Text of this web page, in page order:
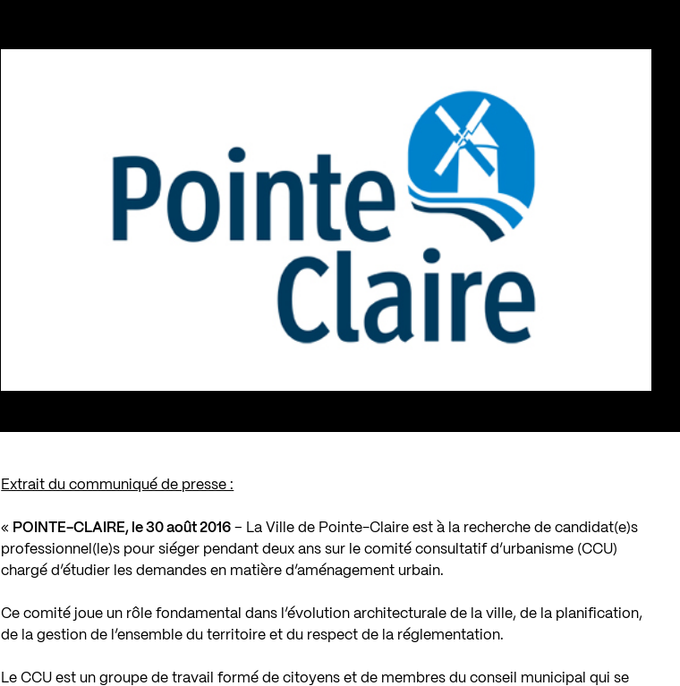
Extrait du communiqué de presse :
« POINTE-CLAIRE, le 30 août 2016 – La Ville de Pointe-Claire est à la recherche de candidat(e)s
professionnel(le)s pour siéger pendant deux ans sur le comité consultatif d’urbanisme (CCU)
chargé d’étudier les demandes en matière d’aménagement urbain.
Ce comité joue un rôle fondamental dans l’évolution architecturale de la ville, de la planification,
de la gestion de l’ensemble du territoire et du respect de la réglementation.
Le CCU est un groupe de travail formé de citoyens et de membres du conseil municipal qui se